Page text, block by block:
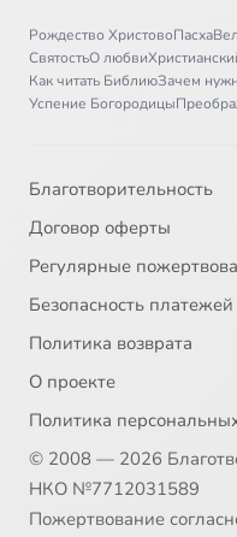
Рождество ХристовоПасха
СвятостьО любви
Как читать БиблиюЗачем
Успение Богородицы
Благотворительность
Договор оферты
Регулярные
Безопасность платежей
Политика возврата
О проекте
Политика
© 2008 — 2026
НКО №7712031589
Пожертвование